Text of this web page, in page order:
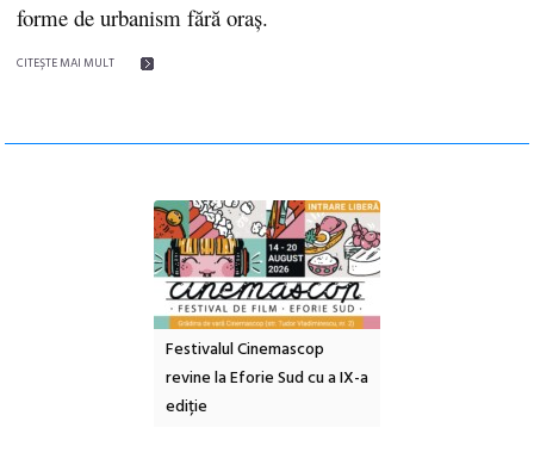
forme de urbanism fără oraș.
CITEŞTE MAI MULT
Festivalul Cinemascop
revine la Eforie Sud cu a IX-a
ediție